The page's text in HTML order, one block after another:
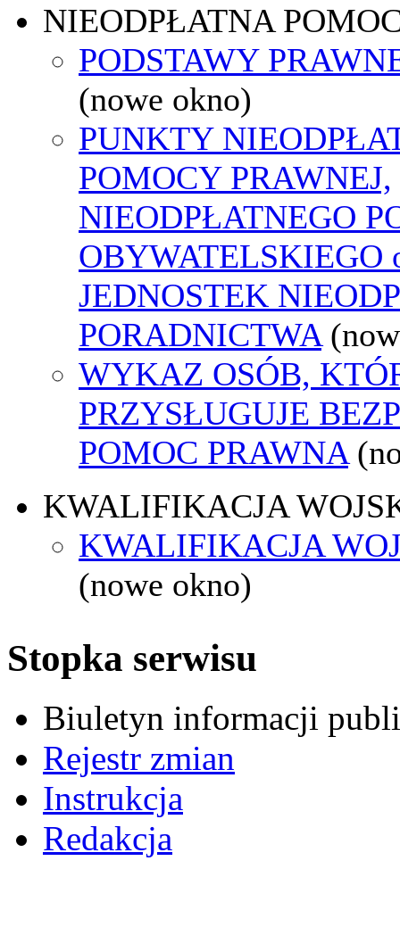
NIEODPŁATNA
PODSTAWY
(nowe okno)
PUNKTY
POMOCY PRAWNEJ,
NIEODPŁATNEGO
OBYWATELSKIEGO
JEDNOSTEK
PORADNICTWA
WYKAZ OSÓB,
PRZYSŁUGUJE
POMOC PRAWNA
KWALIFIKACJA
KWALIFIKACJA
(nowe okno)
Stopka serwisu
Biuletyn informacji
Rejestr zmian
Instrukcja
Redakcja